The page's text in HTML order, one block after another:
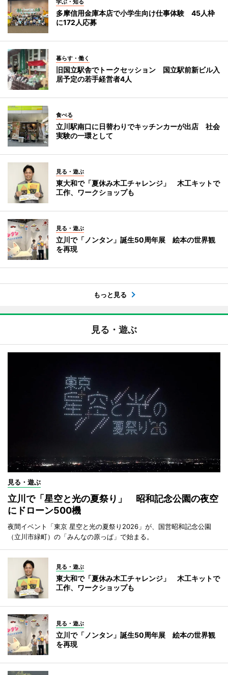
学ぶ・知る
多摩信用金庫本店で小学生向け仕事体験 45人枠
に172人応募
暮らす・働く
旧国立駅舎でトークセッション 国立駅前新ビル入
居予定の若手経営者4人
食べる
立川駅南口に日替わりでキッチンカーが出店 社会
実験の一環として
見る・遊ぶ
東大和で「夏休み木工チャレンジ」 木工キットで
工作、ワークショップも
見る・遊ぶ
立川で「ノンタン」誕生50周年展 絵本の世界観
を再現
もっと見る
見る・遊ぶ
見る・遊ぶ
立川で「星空と光の夏祭り」 昭和記念公園の夜空
にドローン500機
夜間イベント「東京 星空と光の夏祭り2026」が、国営昭和記念公園
（立川市緑町）の「みんなの原っぱ」で始まる。
見る・遊ぶ
東大和で「夏休み木工チャレンジ」 木工キットで
工作、ワークショップも
見る・遊ぶ
立川で「ノンタン」誕生50周年展 絵本の世界観
を再現